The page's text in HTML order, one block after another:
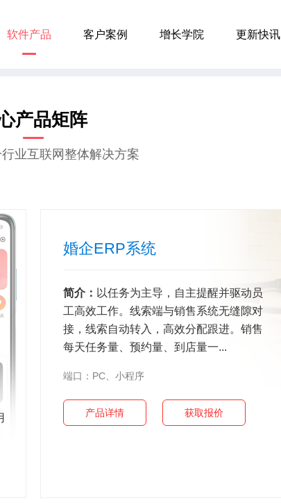
软件产品 客户案例 增长学院 更新快讯
产品矩阵
业互联网整体解决方案
婚企ERP系统
简介： 以任务为主导，自主提醒并驱动员
工高效工作。线索端与销售系统无缝隙对
接，线索自动转入，高效分配跟进。销售
每天任务量、预约量、到店量一...
端口：PC、小程序
产品详情 获取报价